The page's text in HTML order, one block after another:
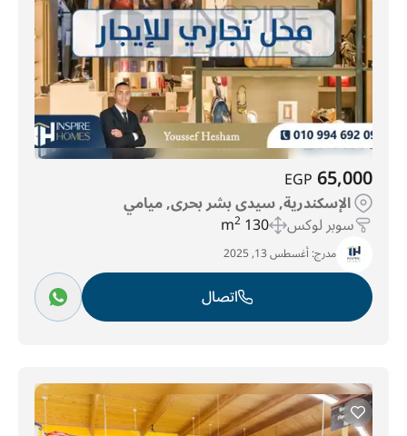
65,000
EGP
الإسكندرية, سيدى بشر بحرى, ميامي
سوبر لوكس 130 m
2
مدرج:أغسطس 13, 2025
اتصال